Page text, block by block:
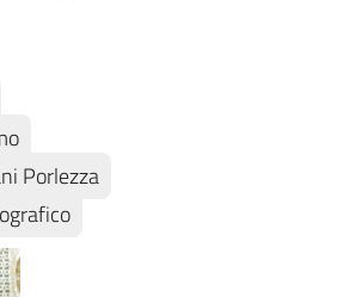
Porlezza